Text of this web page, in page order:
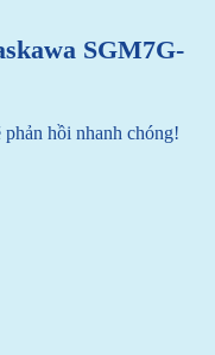
SGM7G-
hồi nhanh chóng!